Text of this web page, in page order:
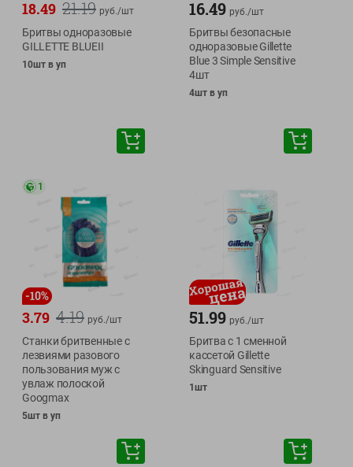
21.19
18.49 руб./шт
Бритвы одноразовые
GILLETTE BLUEII
10шт в уп
16.49 руб./шт
Бритвы безопасные
одноразовые Gillette
Blue 3 Simple Sensitive
4шт
4шт в уп
-10%
1
4.19
3.79 руб./шт
Станки бритвенные с
лезвиями разового
пользования муж с
увлаж полоской
Googmax
5шт в уп
51.99 руб./шт
Бритва с 1 сменной
кассетой Gillette
Skinguard Sensitive
1шт